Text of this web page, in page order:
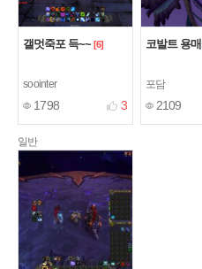
갤멋죽포 득~~ [6]
soointer
1798 3
코발트 용매
포담
2109
일반